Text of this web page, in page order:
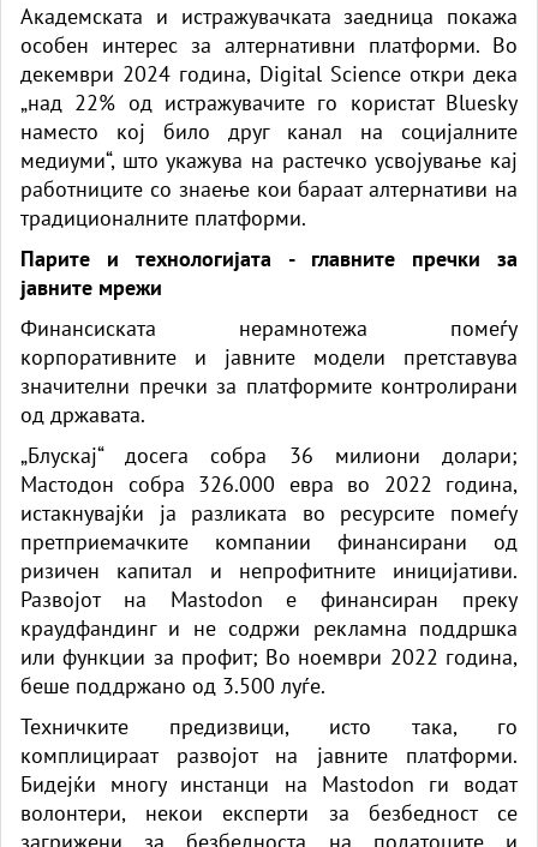
Академската и истражувачката заедница покажа
особен интерес за алтернативни платформи. Во
декември 2024 година, Digital Science откри дека
„над 22% од истражувачите го користат Bluesky
наместо кој било друг канал на социјалните
медиуми“, што укажува на растечко усвојување кај
работниците со знаење кои бараат алтернативи на
традиционалните платформи.
Парите и технологијата - главните пречки за
јавните мрежи
Финансиската нерамнотежа помеѓу
корпоративните и јавните модели претставува
значителни пречки за платформите контролирани
од државата.
„Блускај“ досега собра 36 милиони долари;
Мастодон собра 326.000 евра во 2022 година,
истакнувајќи ја разликата во ресурсите помеѓу
претприемачките компании финансирани од
ризичен капитал и непрофитните иницијативи.
Развојот на Mastodon е финансиран преку
краудфандинг и не содржи рекламна поддршка
или функции за профит; Во ноември 2022 година,
беше поддржано од 3.500 луѓе.
Техничките предизвици, исто така, го
комплицираат развојот на јавните платформи.
Бидејќи многу инстанци на Mastodon ги водат
волонтери, некои експерти за безбедност се
загрижени за безбедноста на податоците и